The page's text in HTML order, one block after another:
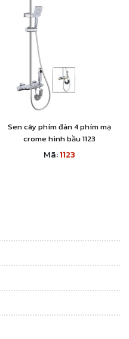
Sen cây phím đàn 4 phím mạ
crome hình bầu 1123
Mã:1123